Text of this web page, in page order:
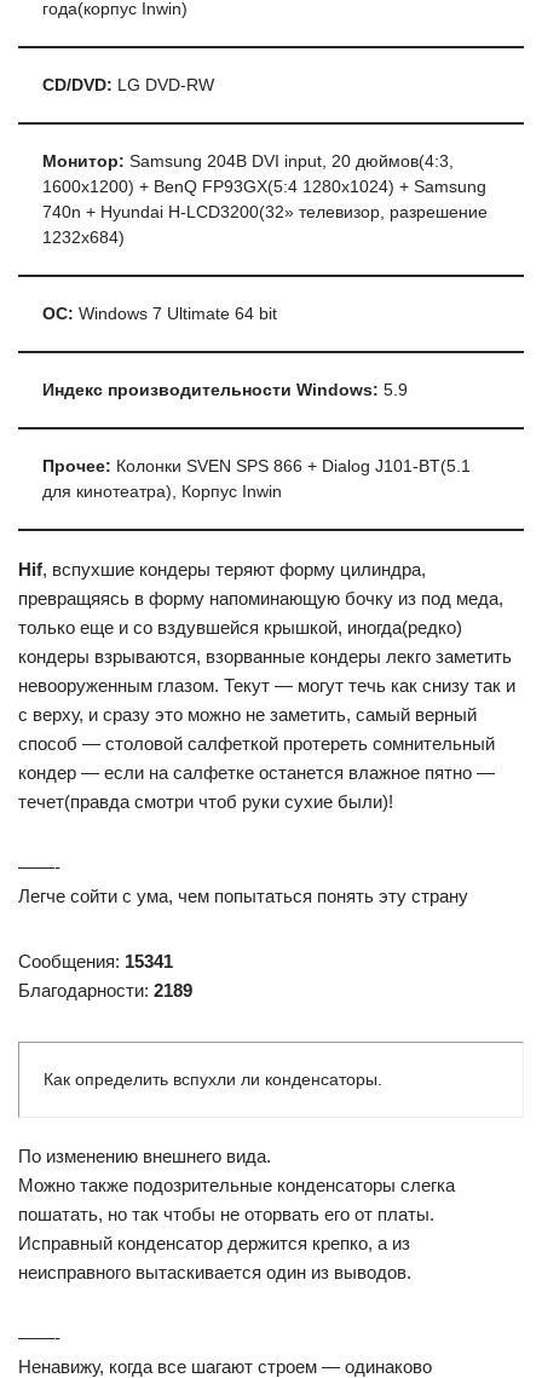
года(корпус Inwin)
CD/DVD: LG DVD-RW
Монитор: Samsung 204B DVI input, 20 дюймов(4:3,
1600х1200) + BenQ FP93GX(5:4 1280х1024) + Samsung
740n + Hyundai H-LCD3200(32» телевизор, разрешение
1232х684)
ОС: Windows 7 Ultimate 64 bit
Индекс производительности Windows: 5.9
Прочее: Колонки SVEN SPS 866 + Dialog J101-BT(5.1
для кинотеатра), Корпус Inwin
Hif, вспухшие кондеры теряют форму цилиндра,
превращяясь в форму напоминающую бочку из под меда,
только еще и со вздувшейся крышкой, иногда(редко)
кондеры взрываются, взорванные кондеры лекго заметить
невооруженным глазом. Текут — могут течь как снизу так и
с верху, и сразу это можно не заметить, самый верный
способ — столовой салфеткой протереть сомнительный
кондер — если на салфетке останется влажное пятно —
течет(правда смотри чтоб руки сухие были)!
——-
Легче сойти с ума, чем попытаться понять эту страну
Сообщения: 15341
Благодарности: 2189
Как определить вспухли ли конденсаторы.
По изменению внешнего вида.
Можно также подозрительные конденсаторы слегка
пошатать, но так чтобы не оторвать его от платы.
Исправный конденсатор держится крепко, а из
неисправного вытаскивается один из выводов.
——-
Ненавижу, когда все шагают строем — одинаково